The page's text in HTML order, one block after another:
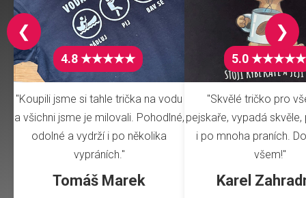
4.8 ★★★★★
"Koupili jsme si tahle trička na vodu
a všichni jsme je milovali. Pohodlné,
odolné a vydrží i po několika
vypráních."
Tomáš Marek
5.0 ★★★★★
"Skvělé tričko pro
pejskaře, vypadá
i po mnoha praních.
všem!"
Karel
❮ ❯